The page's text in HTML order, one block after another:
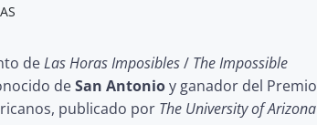
deLas Horas Imposibles/ The Impossible
deSan Antonioy ganador del Premio
publicado por The University of Arizona